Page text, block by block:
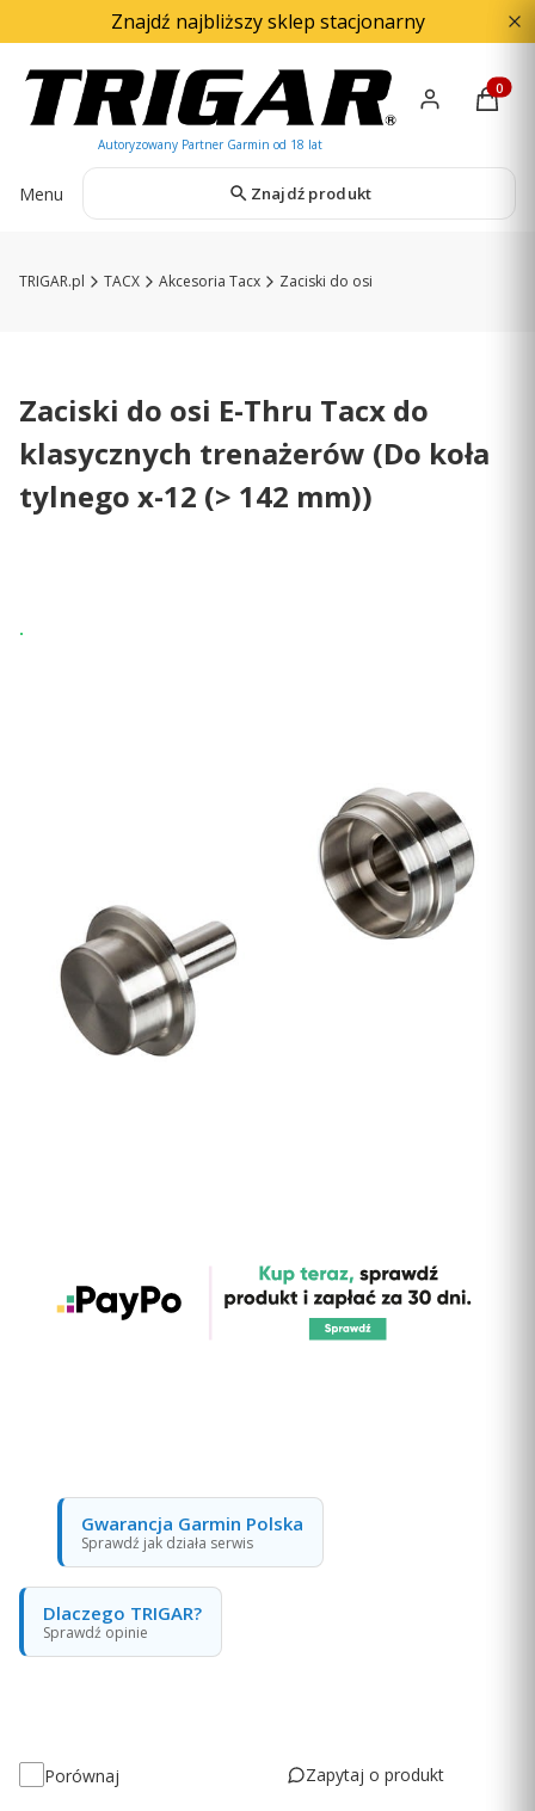
Znajdź najbliższy sklep stacjonarny
Menu Znajdź produkt
TRIGAR.pl TACX Akcesoria Tacx Zaciski do osi
Zaciski do osi E-Thru Tacx do
klasycznych trenażerów (Do koła
tylnego x-12 (> 142 mm))
Gwarancja Garmin Polska
Sprawdź jak działa serwis
Dlaczego TRIGAR?
Sprawdź opinie
Porównaj Zapytaj o produkt